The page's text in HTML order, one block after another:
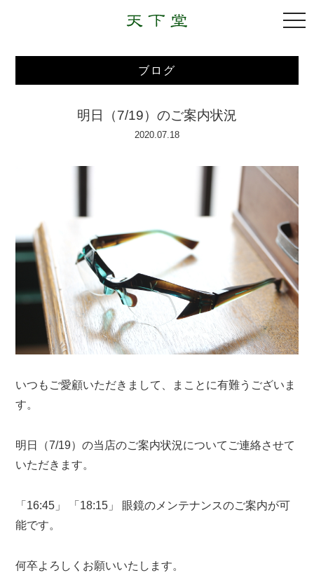
ブログ
明日（7/19）のご案内状況
2020.07.18
いつもご愛顧いただきまして、まことに有難うございま
す。
明日（7/19）の当店のご案内状況についてご連絡させて
いただきます。
「16:45」 「18:15」 眼鏡のメンテナンスのご案内が可
能です。
何卒よろしくお願いいたします。